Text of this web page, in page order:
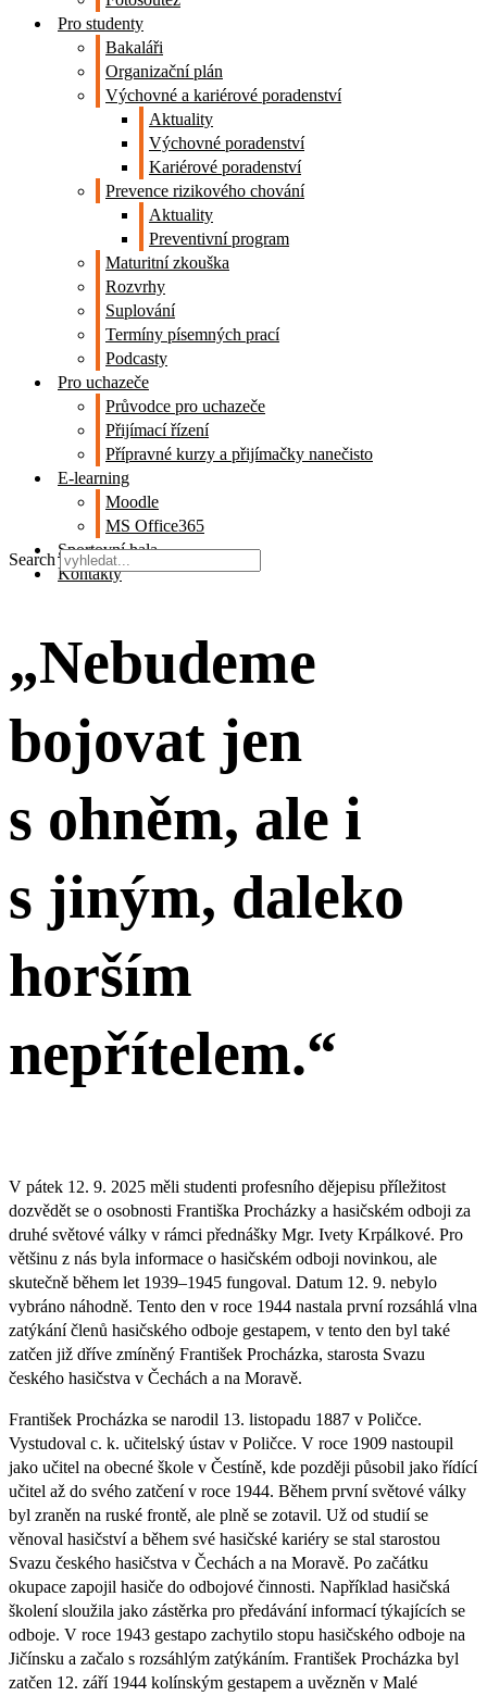
Pro studenty
Bakaláři
Organizační plán
Výchovné a kariérové poradenství
Aktuality
Výchovné poradenství
Kariérové poradenství
Prevence rizikového chování
Aktuality
Preventivní program
Maturitní zkouška
Rozvrhy
Suplování
Termíny písemných prací
Podcasty
Pro uchazeče
Průvodce pro uchazeče
Přijímací řízení
Přípravné kurzy a přijímačky nanečisto
E-learning
Moodle
MS Office365
Sportovní hala
Kontakty
Search
„Nebudeme
bojovat jen
s ohněm, ale i
s jiným, daleko
horším
nepřítelem.“
V pátek 12. 9. 2025 měli studenti profesního dějepisu příležitost
dozvědět se o osobnosti Františka Procházky a hasičském odboji za
druhé světové války v rámci přednášky Mgr. Ivety Krpálkové. Pro
většinu z nás byla informace o hasičském odboji novinkou, ale
skutečně během let 1939–1945 fungoval. Datum 12. 9. nebylo
vybráno náhodně. Tento den v roce 1944 nastala první rozsáhlá vlna
zatýkání členů hasičského odboje gestapem, v tento den byl také
zatčen již dříve zmíněný František Procházka, starosta Svazu
českého hasičstva v Čechách a na Moravě.
František Procházka se narodil 13. listopadu 1887 v Poličce.
Vystudoval c. k. učitelský ústav v Poličce. V roce 1909 nastoupil
jako učitel na obecné škole v Čestíně, kde později působil jako řídící
učitel až do svého zatčení v roce 1944. Během první světové války
byl zraněn na ruské frontě, ale plně se zotavil. Už od studií se
věnoval hasičství a během své hasičské kariéry se stal starostou
Svazu českého hasičstva v Čechách a na Moravě. Po začátku
okupace zapojil hasiče do odbojové činnosti. Například hasičská
školení sloužila jako zástěrka pro předávání informací týkajících se
odboje. V roce 1943 gestapo zachytilo stopu hasičského odboje na
Jičínsku a začalo s rozsáhlým zatýkáním. František Procházka byl
zatčen 12. září 1944 kolínským gestapem a uvězněn v Malé